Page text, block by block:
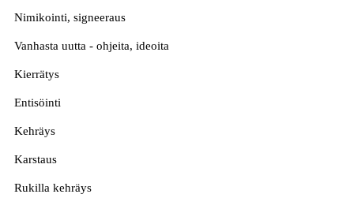
Nimikointi, signeeraus
Vanhasta uutta - ohjeita, ideoita
Kierrätys
Entisöinti
Kehräys
Karstaus
Rukilla kehräys